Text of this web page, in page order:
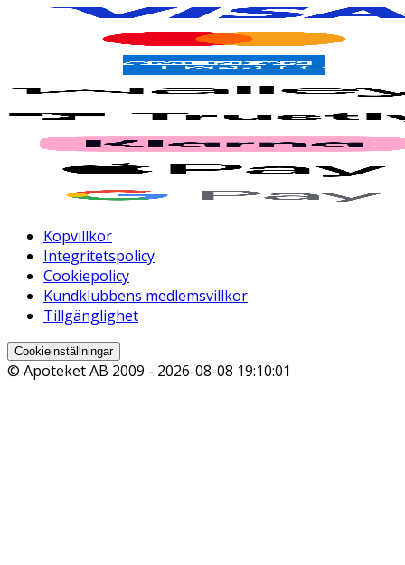
Köpvillkor
Integritetspolicy
Cookiepolicy
Kundklubbens medlemsvillkor
Tillgänglighet
Cookieinställningar
© Apoteket AB 2009 - 2026-08-08 19:10:01